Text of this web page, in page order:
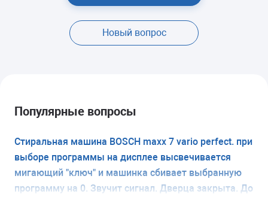
Новый вопрос
Популярные вопросы
Стиральная машина BOSCH maxx 7 vario perfect. при
выборе программы на дисплее высвечивается
мигающий "ключ" и машинка сбивает выбранную
программу на 0. Звучит сигнал. Дверца закрыта. До